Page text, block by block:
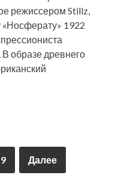
режиссером Stillz,
«Носферату» 1922
образе древнего
Далее